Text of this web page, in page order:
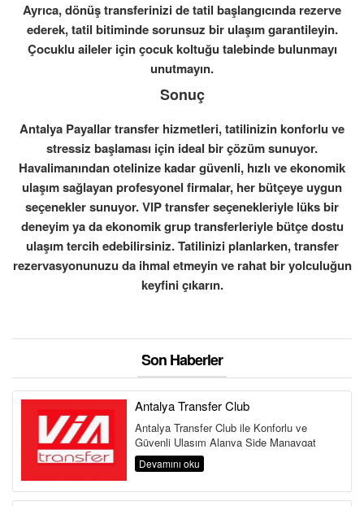
Ayrıca, dönüş transferinizi de tatil başlangıcında rezerve
ederek, tatil bitiminde sorunsuz bir ulaşım garantileyin.
Çocuklu aileler için çocuk koltuğu talebinde bulunmayı
unutmayın.
Sonuç
Antalya Payallar transfer hizmetleri, tatilinizin konforlu ve
stressiz başlaması için ideal bir çözüm sunuyor.
Havalimanından otelinize kadar güvenli, hızlı ve ekonomik
ulaşım sağlayan profesyonel firmalar, her bütçeye uygun
seçenekler sunuyor. VIP transfer seçenekleriyle lüks bir
deneyim ya da ekonomik grup transferleriyle bütçe dostu
ulaşım tercih edebilirsiniz. Tatilinizi planlarken, transfer
rezervasyonunuzu da ihmal etmeyin ve rahat bir yolculuğun
keyfini çıkarın.
Son Haberler
Antalya Transfer Club
Antalya Transfer Club ile Konforlu ve
Güvenli Ulaşım Alanya Side Manavgat
Belek Kemer Kundu Lara Antalya
Havalima...
Devamını oku